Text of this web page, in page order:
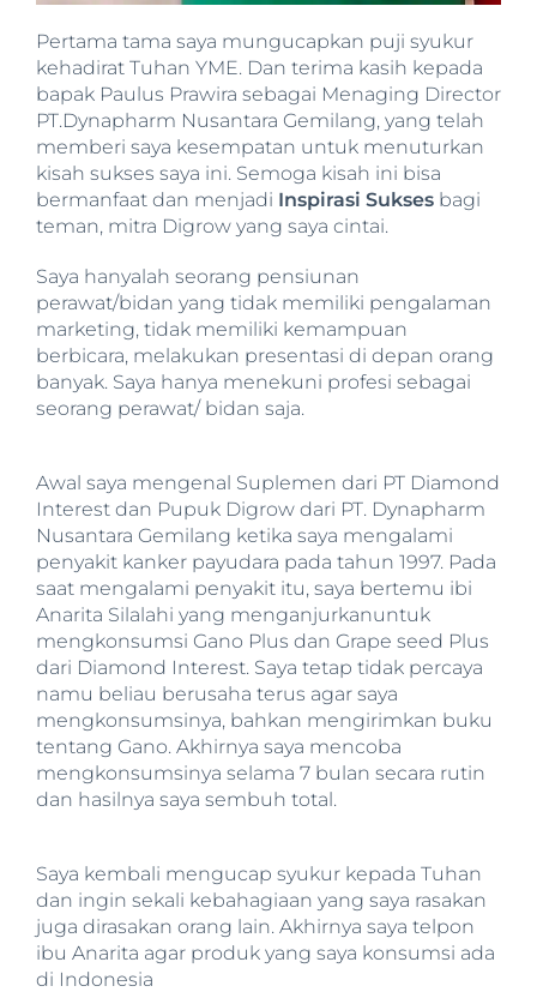
Pertama tama saya mungucapkan puji syukur
kehadirat Tuhan YME. Dan terima kasih kepada
bapak Paulus Prawira sebagai Menaging Director
PT.Dynapharm Nusantara Gemilang, yang telah
memberi saya kesempatan untuk menuturkan
kisah sukses saya ini. Semoga kisah ini bisa
bermanfaat dan menjadi Inspirasi Sukses bagi
teman, mitra Digrow yang saya cintai.
Saya hanyalah seorang pensiunan
perawat/bidan yang tidak memiliki pengalaman
marketing, tidak memiliki kemampuan
berbicara, melakukan presentasi di depan orang
banyak. Saya hanya menekuni profesi sebagai
seorang perawat/ bidan saja.
Awal saya mengenal Suplemen dari PT Diamond
Interest dan Pupuk Digrow dari PT. Dynapharm
Nusantara Gemilang ketika saya mengalami
penyakit kanker payudara pada tahun 1997. Pada
saat mengalami penyakit itu, saya bertemu ibi
Anarita Silalahi yang menganjurkanuntuk
mengkonsumsi Gano Plus dan Grape seed Plus
dari Diamond Interest. Saya tetap tidak percaya
namu beliau berusaha terus agar saya
mengkonsumsinya, bahkan mengirimkan buku
tentang Gano. Akhirnya saya mencoba
mengkonsumsinya selama 7 bulan secara rutin
dan hasilnya saya sembuh total.
Saya kembali mengucap syukur kepada Tuhan
dan ingin sekali kebahagiaan yang saya rasakan
juga dirasakan orang lain. Akhirnya saya telpon
ibu Anarita agar produk yang saya konsumsi ada
di Indonesia